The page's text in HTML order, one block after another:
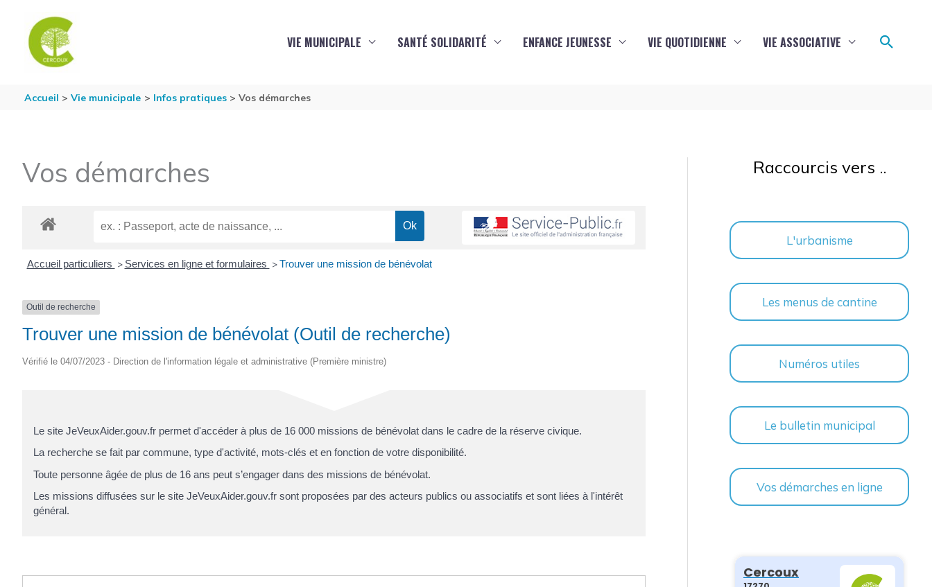
VIE MUNICIPALE SANTÉ SOLIDARITÉ ENFANCE JEUNESSE VIE QUOTIDIENNE VIE ASSOCIATIVE
Accueil Vie municipale Infos pratiques Vos démarches
Vos démarches
Accueil particuliers > Services en ligne et formulaires > Trouver une mission de bénévolat
Outil de recherche
Trouver une mission de bénévolat (Outil de recherche)
Vérifié le 04/07/2023 - Direction de l'information légale et administrative (Première ministre)
Le site JeVeuxAider.gouv.fr permet d'accéder à plus de 16 000 missions de bénévolat dans le cadre de la réserve civique.
La recherche se fait par commune, type d'activité, mots-clés et en fonction de votre disponibilité.
Toute personne âgée de plus de 16 ans peut s’engager dans des missions de bénévolat.
Les missions diffusées sur le site JeVeuxAider.gouv.fr sont proposées par des acteurs publics ou associatifs et sont liées à l'intérêt
général.
Raccourcis vers ..
L'urbanisme
Les menus de cantine
Numéros utiles
Le bulletin municipal
Vos démarches en ligne